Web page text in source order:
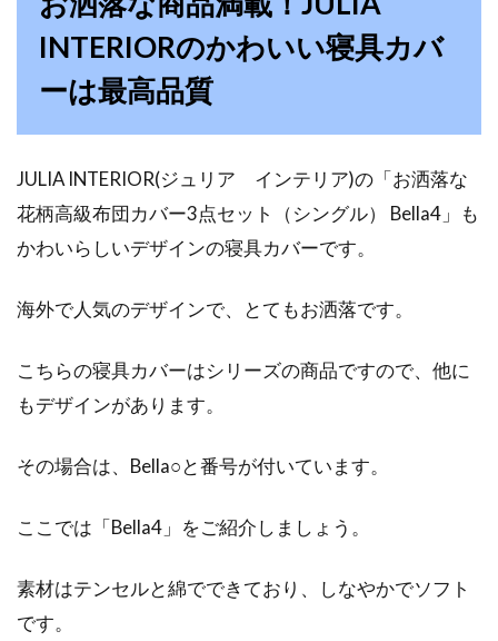
と人気ブランド！
最近、ベッドと言えば、ポケットコイルのマッ
トレスが人気なのをご存知でしょうか。以前な
知って楽ちん！掛け布団カバーの簡
単な付け方
敷布団は形がしっかりしているので比較的着脱
かいので扱い...
INTERIORのかわいい寝具カバ
ーは最高品質
JULIA INTERIOR(ジュリア インテリア)の「お洒落な
花柄高級布団カバー3点セット（シングル） Bella4」も
かわいらしいデザインの寝具カバーです。
海外で人気のデザインで、とてもお洒落です。
こちらの寝具カバーはシリーズの商品ですので、他に
もデザインがあります。
その場合は、Bella○と番号が付いています。
ここでは「Bella4」をご紹介しましょう。
素材はテンセルと綿でできており、しなやかでソフト
です。